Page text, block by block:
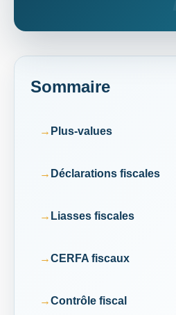
Sommaire
Plus-values
Déclarations fiscales
Liasses fiscales
CERFA fiscaux
Contrôle fiscal